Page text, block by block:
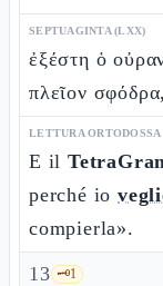
SEPTUAGINTA (LXX)
ἐξέστη ὁ
πλεῖον
LETTURA ORTODOSSA
E il
perché io
compierla».
13 🗝️1